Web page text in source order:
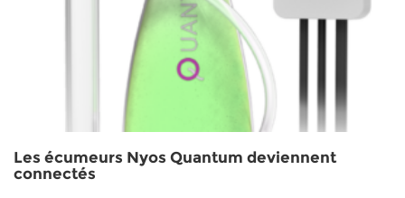
Les écumeurs Nyos Quantum deviennent
connectés